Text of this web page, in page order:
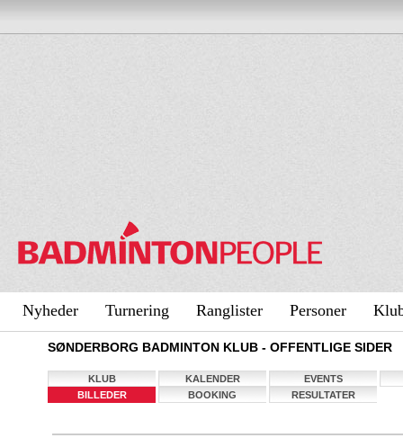
Nyheder Turnering Ranglister Personer
SØNDERBORG BADMINTON KLUB - OFFENTLIGE SIDER
KLUB KALENDER
EVENTS
BILLEDER
BOOKING RESULTATER